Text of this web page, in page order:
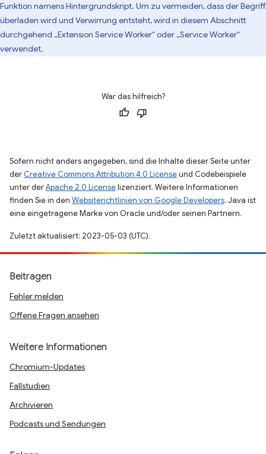
Funktion namens Hintergrundskript. Um zu vermeiden, dass der Begriff
überladen wird und Verwirrung entsteht, wird in diesem Abschnitt
durchgehend „Extension Service Worker“ oder „Service Worker“
verwendet.
War das hilfreich?
Sofern nicht anders angegeben, sind die Inhalte dieser Seite unter
der Creative Commons Attribution 4.0 Licenseund Codebeispiele
unter derApache 2.0 Licenselizenziert. Weitere Informationen
finden Sie in den Websiterichtlinien von Google Developers. Java ist
eine eingetragene Marke von Oracle und/oder seinen Partnern.
Zuletzt aktualisiert: 2023-05-03 (UTC).
Beitragen
Fehler melden
Offene Fragen ansehen
Weitere Informationen
Chromium-Updates
Fallstudien
Archivieren
Podcasts und Sendungen